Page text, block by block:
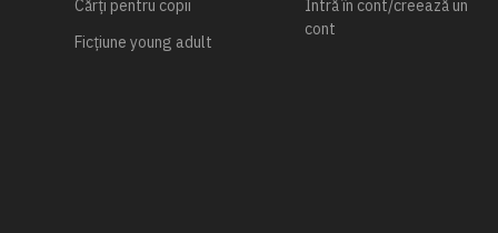
Cărți pentru copii
Ficțiune young adult
Intră în cont/creează un
cont